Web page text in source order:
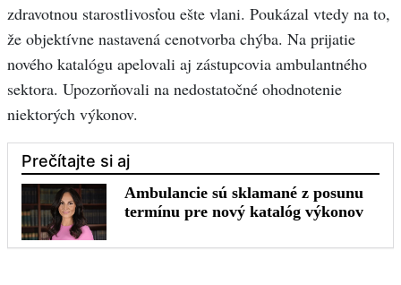
zdravotnou starostlivosťou ešte vlani. Poukázal vtedy na to,
že objektívne nastavená cenotvorba chýba. Na prijatie
nového katalógu apelovali aj zástupcovia ambulantného
sektora. Upozorňovali na nedostatočné ohodnotenie
niektorých výkonov.